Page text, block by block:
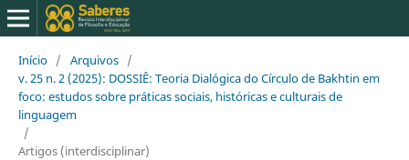
Início / Arquivos /
v. 25 n. 2 (2025): DOSSIÊ: Teoria Dialógica do Círculo de Bakhtin em
foco: estudos sobre práticas sociais, históricas e culturais de
linguagem
/
Artigos (interdisciplinar)